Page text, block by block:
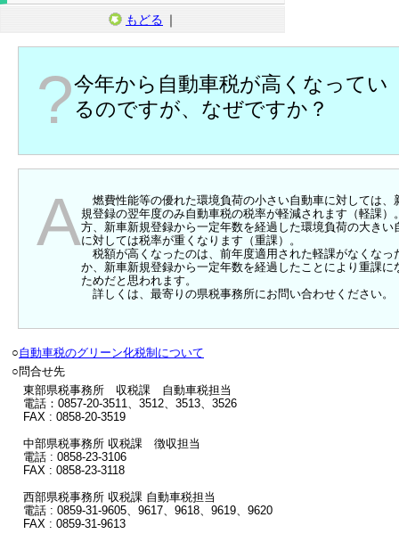
もどる ｜
?今年から自動車税が高くなってい
るのですが、なぜですか？
A 燃費性能等の優れた環境負荷の小さい自動車に対しては、
規登録の翌年度のみ自動車税の税率が軽減されます（軽課）
方、新車新規登録から一定年数を経過した環境負荷の大きい
に対しては税率が重くなります（重課）。
税額が高くなったのは、前年度適用された軽課がなくなっ
か、新車新規登録から一定年数を経過したことにより重課に
ためだと思われます。
詳しくは、最寄りの県税事務所にお問い合わせください。
○自動車税のグリーン化税制について
○問合せ先
東部県税事務所 収税課 自動車税担当
電話：0857-20-3511、3512、3513、3526
FAX : 0858-20-3519
中部県税事務所 収税課 徴収担当
電話 : 0858-23-3106
FAX : 0858-23-3118
西部県税事務所 収税課 自動車税担当
電話 : 0859-31-9605、9617、9618、9619、9620
FAX : 0859-31-9613